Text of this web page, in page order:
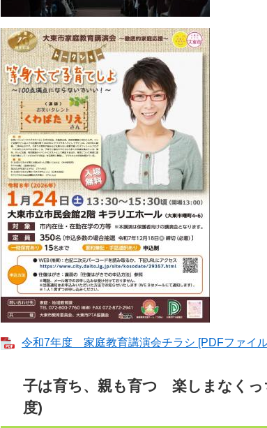
令和7年度 家庭教育講演会チラシ [PDFファイ
子は育ち、親も育つ 楽しまなくっ
度)